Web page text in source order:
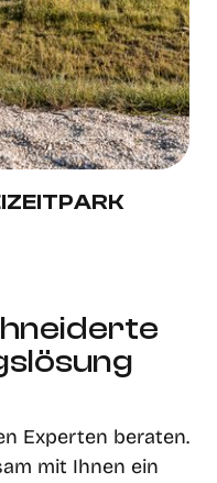
Experten beraten.
mit Ihnen ein